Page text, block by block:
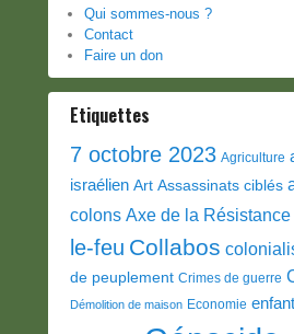
Qui sommes-nous ?
Contact
Faire un don
Etiquettes
7 octobre 2023 Agriculture
israélien Art Assassinats ciblés
colons Axe de la Résistance
le-feu Collabos
de peuplement Crimes de guerre
Démolition de maison Economie